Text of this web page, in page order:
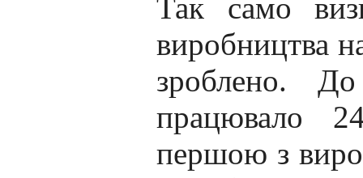
Так само
виробництва
зроблено.
працювало
першою з